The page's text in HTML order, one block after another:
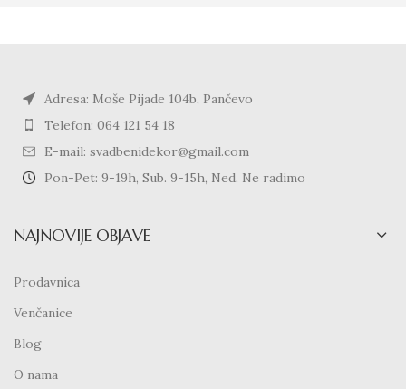
Adresa: Moše Pijade 104b, Pančevo
Telefon: 064 121 54 18
E-mail: svadbenidekor@gmail.com
Pon-Pet: 9-19h, Sub. 9-15h, Ned. Ne radimo
NAJNOVIJE OBJAVE
Prodavnica
Venčanice
Blog
O nama